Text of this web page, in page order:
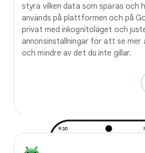
styra vilken data som sparas och
används på plattformen och på
privat med inkognitoläget och
annonsinställningar för att se mer
och mindre av det du inte gillar.